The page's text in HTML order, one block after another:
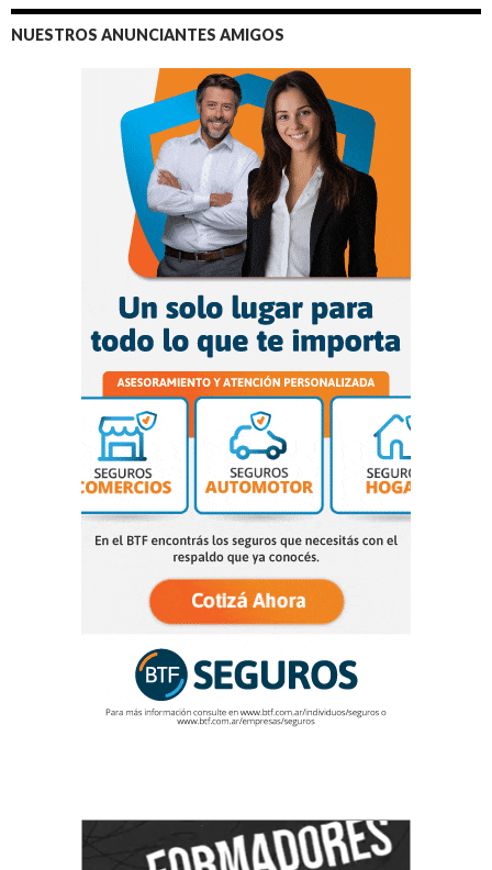
NUESTROS ANUNCIANTES AMIGOS